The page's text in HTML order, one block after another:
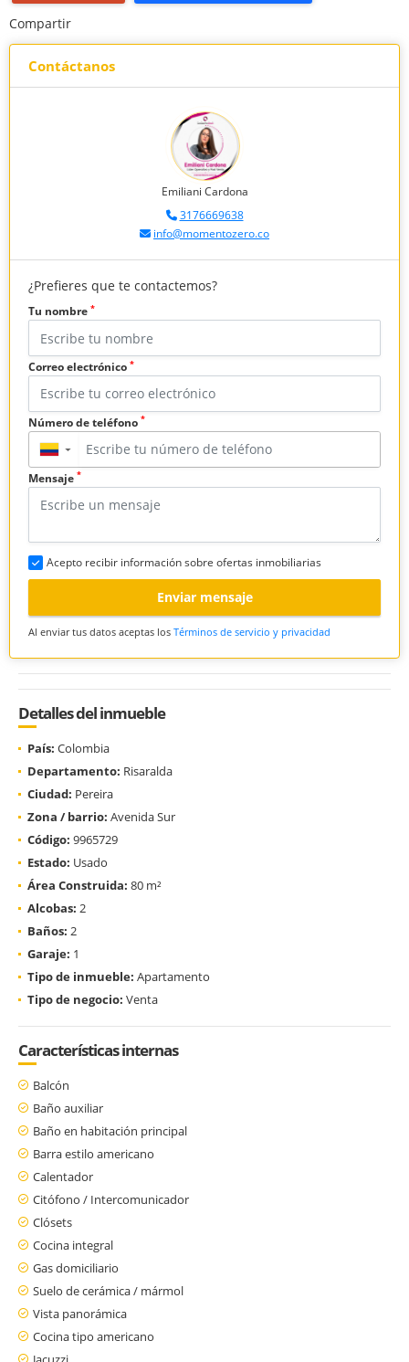
Compartir
Contáctanos
Emiliani Cardona
3176669638
info@momentozero.co
¿Prefieres que te contactemos?
Tu nombre *
Correo electrónico *
Número de teléfono *
▼
Mensaje *
Acepto recibir información sobre ofertas inmobiliarias
Enviar mensaje
Al enviar tus datos aceptas los Términos de servicio y privacidad
Detalles del inmueble
País: Colombia
Departamento: Risaralda
Ciudad: Pereira
Zona / barrio: Avenida Sur
Código: 9965729
Estado: Usado
Área Construida: 80 m²
Alcobas: 2
Baños: 2
Garaje: 1
Tipo de inmueble: Apartamento
Tipo de negocio: Venta
Características internas
Balcón
Baño auxiliar
Baño en habitación principal
Barra estilo americano
Calentador
Citófono / Intercomunicador
Clósets
Cocina integral
Gas domiciliario
Suelo de cerámica / mármol
Vista panorámica
Cocina tipo americano